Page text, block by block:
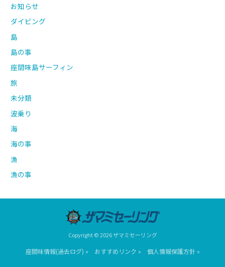
お知らせ
ダイビング
島
島の事
座間味島サーフィン
旅
未分類
波乗り
海
海の事
漁
漁の事
Copyright © 2026 ザマミセーリング
座間味情報(過去ログ) » おすすめリンク » 個人情報保護方針 »